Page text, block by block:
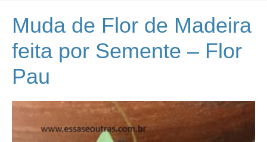
Muda de Flor de Madeira
feita por Semente – Flor
Pau